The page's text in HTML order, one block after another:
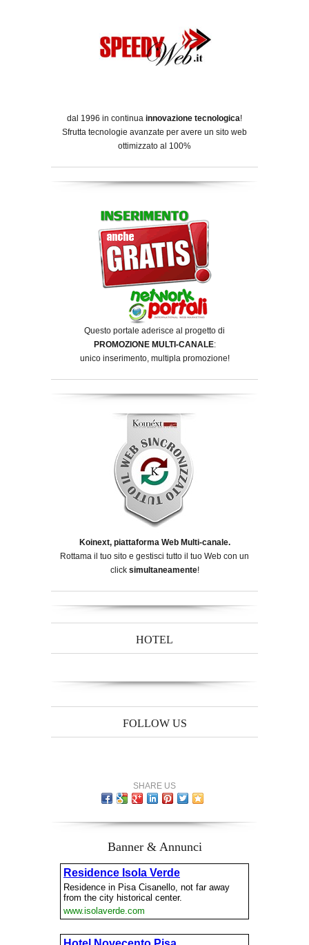
dal 1996 in continua innovazione tecnologica!
Sfrutta tecnologie avanzate per avere un sito web
ottimizzato al 100%
Questo portale aderisce al progetto di
PROMOZIONE MULTI-CANALE:
unico inserimento, multipla promozione!
Koinext, piattaforma Web Multi-canale.
Rottama il tuo sito e gestisci tutto il tuo Web con un
click simultaneamente!
HOTEL
FOLLOW US
SHARE US
Banner & Annunci